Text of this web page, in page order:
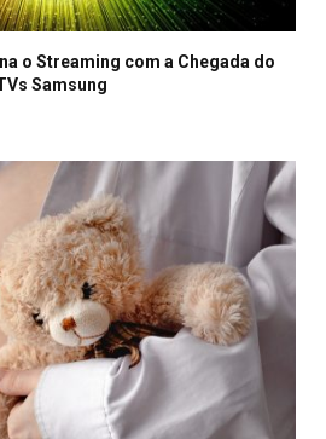
o Streaming com a Chegada do
Samsung